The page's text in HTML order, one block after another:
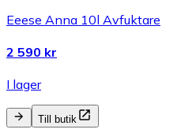
Eeese Anna 10l Avfuktare
2 590 kr
I lager
Till butik